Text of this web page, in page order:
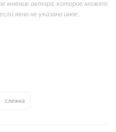
мнение автора, которое может
явно не указано иное.
слежка